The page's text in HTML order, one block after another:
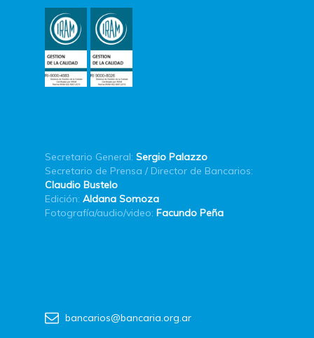
Secretario General: Sergio Palazzo
Secretario de Prensa / Director de Bancarios:
Claudio Bustelo
Edición: Aldana Somoza
Fotografía/audio/video: Facundo Peña
bancarios@bancaria.org.ar